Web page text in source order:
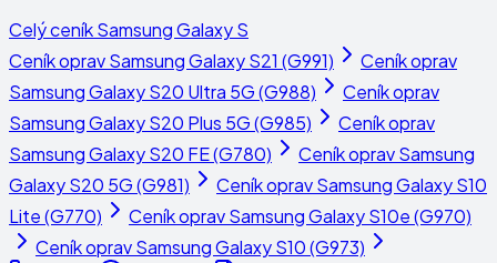
Celý ceníkSamsung Galaxy S
Ceník opravSamsung Galaxy S21 (G991)
Ceník oprav
Samsung Galaxy S20 Ultra 5G (G988)
Ceník oprav
Samsung Galaxy S20 Plus 5G (G985)
Ceník oprav
Samsung Galaxy S20 FE (G780)
Ceník opravSamsung
Galaxy S20 5G (G981)
Ceník opravSamsung Galaxy S10
Lite (G770)
Ceník opravSamsung Galaxy S10e (G970)
Ceník opravSamsung Galaxy S10 (G973)